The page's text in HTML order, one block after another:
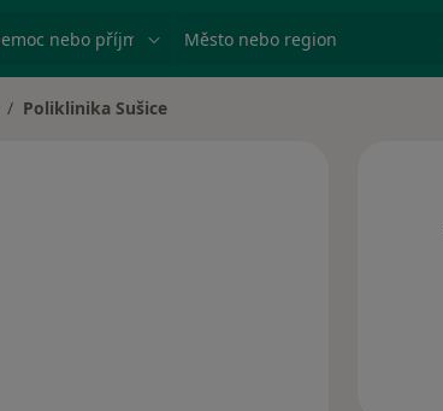
nebo příjmení Město nebo region
Poliklinika Sušice